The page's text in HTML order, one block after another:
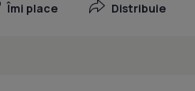
Îmi place Distribuie